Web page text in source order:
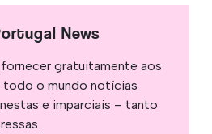
News
gratuitamente aos
o mundo notícias
e imparciais – tanto